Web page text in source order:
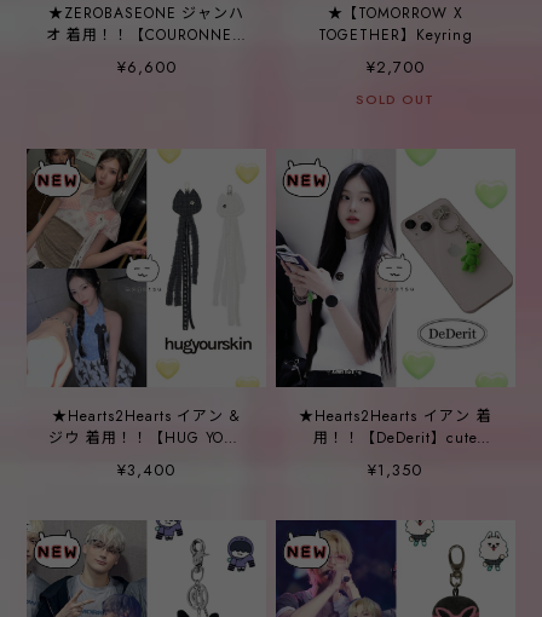
★ZEROBASEONE ジャンハ
オ 着用！！【COURONNE】
¥6,600
★【TOMORROW X
TOGETHER】Keyring
¥2,700
SOLD OUT
★Hearts2Hearts イアン &
ジウ 着用！！【HUG YOUR
SKIN】Ghost Hugging
Keyring - 2COLOR
¥3,400
★Hearts2Hearts イアン 着
用！！【DeDerit】cute
velvet mini frog keyring
¥1,350